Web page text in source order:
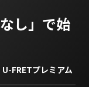
なし」で始
U-FRETプレミアム